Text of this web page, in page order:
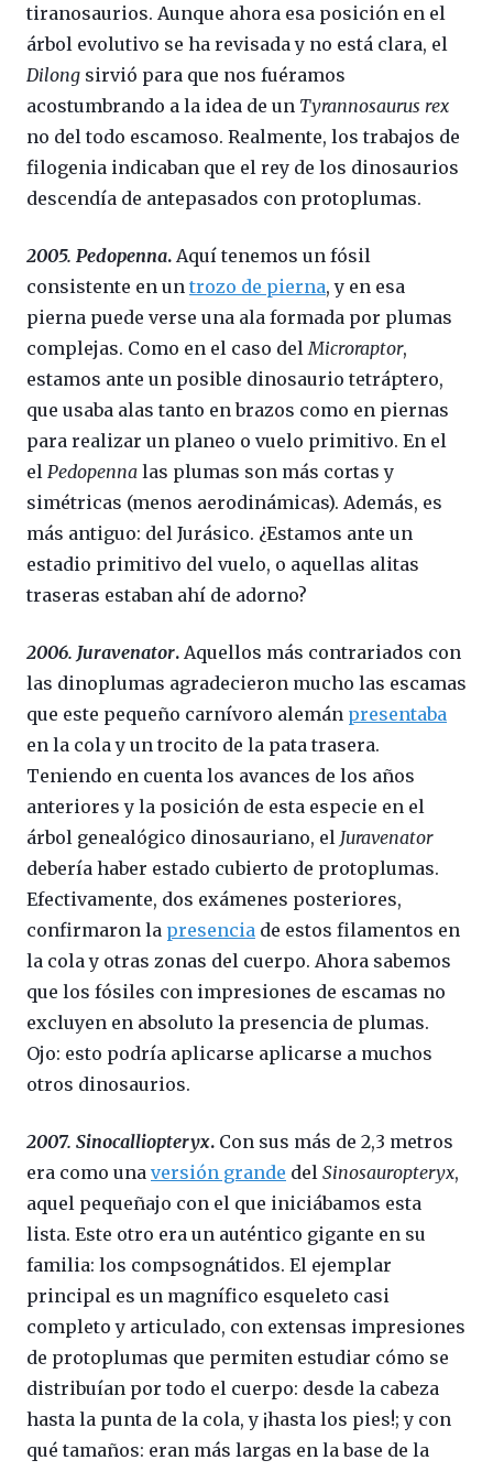
tiranosaurios. Aunque ahora esa posición en el
árbol evolutivo se ha revisada y no está clara, el
Dilong sirvió para que nos fuéramos
acostumbrando a la idea de un Tyrannosaurus rex
no del todo escamoso. Realmente, los trabajos de
filogenia indicaban que el rey de los dinosaurios
descendía de antepasados con protoplumas.
2005. Pedopenna. Aquí tenemos un fósil
consistente en un trozo de pierna, y en esa
pierna puede verse una ala formada por plumas
complejas. Como en el caso del Microraptor,
estamos ante un posible dinosaurio tetráptero,
que usaba alas tanto en brazos como en piernas
para realizar un planeo o vuelo primitivo. En el
el Pedopenna las plumas son más cortas y
simétricas (menos aerodinámicas). Además, es
más antiguo: del Jurásico. ¿Estamos ante un
estadio primitivo del vuelo, o aquellas alitas
traseras estaban ahí de adorno?
2006. Juravenator. Aquellos más contrariados con
las dinoplumas agradecieron mucho las escamas
que este pequeño carnívoro alemán presentaba
en la cola y un trocito de la pata trasera.
Teniendo en cuenta los avances de los años
anteriores y la posición de esta especie en el
árbol genealógico dinosauriano, el Juravenator
debería haber estado cubierto de protoplumas.
Efectivamente, dos exámenes posteriores,
confirmaron la presencia de estos filamentos en
la cola y otras zonas del cuerpo. Ahora sabemos
que los fósiles con impresiones de escamas no
excluyen en absoluto la presencia de plumas.
Ojo: esto podría aplicarse aplicarse a muchos
otros dinosaurios.
2007. Sinocalliopteryx. Con sus más de 2,3 metros
era como una versión grande del Sinosauropteryx,
aquel pequeñajo con el que iniciábamos esta
lista. Este otro era un auténtico gigante en su
familia: los compsognátidos. El ejemplar
principal es un magnífico esqueleto casi
completo y articulado, con extensas impresiones
de protoplumas que permiten estudiar cómo se
distribuían por todo el cuerpo: desde la cabeza
hasta la punta de la cola, y ¡hasta los pies!; y con
qué tamaños: eran más largas en la base de la